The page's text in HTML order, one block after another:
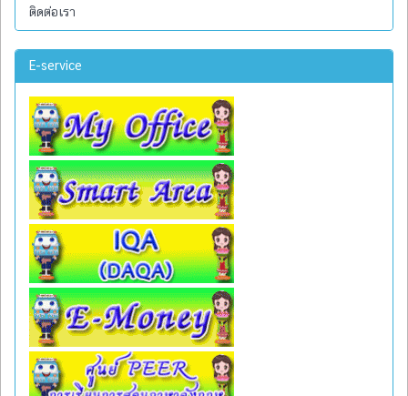
ติดต่อเรา
E-service